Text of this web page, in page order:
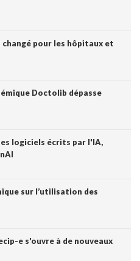
changé pour les hôpitaux et
Doctolib dépasse
logiciels écrits par l'IA,
sur l’utilisation des
e s'ouvre à de nouveaux